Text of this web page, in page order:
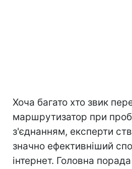
Хоча багато хто звик
маршрутизатор при
з'єднанням, експерти
значно ефективніший
інтернет. Головна